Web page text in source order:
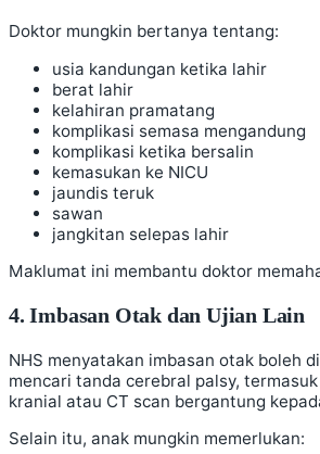
Doktor mungkin bertanya tentang:
usia kandungan ketika lahir
berat lahir
kelahiran pramatang
komplikasi semasa mengandung
komplikasi ketika bersalin
kemasukan ke NICU
jaundis teruk
sawan
jangkitan selepas lahir
Maklumat ini membantu doktor
4. Imbasan Otak dan Ujian Lain
NHS menyatakan imbasan otak boleh
mencari tanda cerebral palsy,
kranial atau CT scan bergantung
Selain itu, anak mungkin memerlukan: